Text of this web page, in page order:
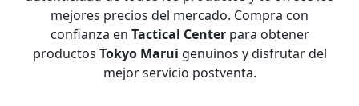
mejores precios del mercado. Compra con
confianza en Tactical Centerpara obtener
productos Tokyo Marui genuinos y disfrutar del
mejor servicio postventa.